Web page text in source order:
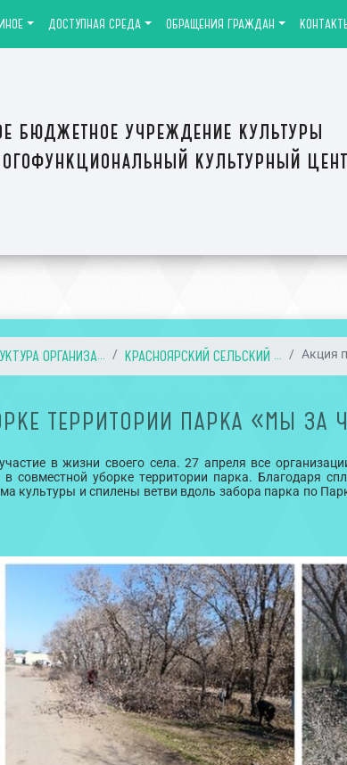
бюджетное учреждение культуры
культурный
ДОСТУПНАЯ СРЕДА ОБРАЩЕНИЯ ГРАЖДАН
ОРГАНИЗА... КРАСНОЯРСКИЙ СЕЛЬСКИЙ ... Акция
ТЕРРИТОРИИ ПАРКА «МЫ ЗА
в жизни своего села. 27 апреля все
в совместной уборке территории парка. Благодаря
культуры и спилены ветви вдоль забора парка по